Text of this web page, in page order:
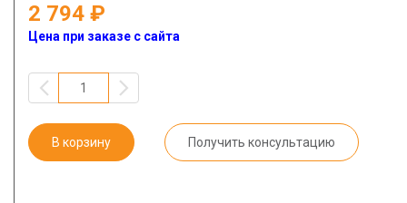
2 794
Цена при заказе с сайта
В корзину Получить консультацию